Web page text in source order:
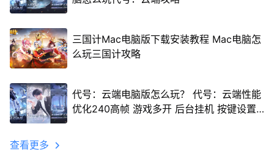
三国计Mac电脑版下载安装教程 Mac电脑怎
么玩三国计攻略
代号：云端电脑版怎么玩？ 代号：云端性能
优化240高帧 游戏多开 后台挂机 按键设置
查看更多